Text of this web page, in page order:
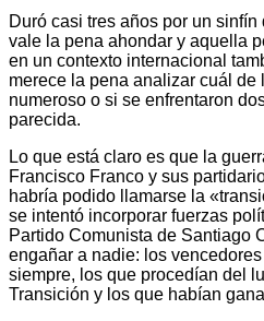
Duró casi tres años por un
vale la pena ahondar y aquella
en un contexto internacional
merece la pena analizar cuál de
numeroso o si se enfrentaron
parecida.
Lo que está claro es que la
Francisco Franco y sus
habría podido llamarse la
se intentó incorporar fuerzas
Partido Comunista de Santiago
engañar a nadie: los
siempre, los que procedían del
Transición y los que habían